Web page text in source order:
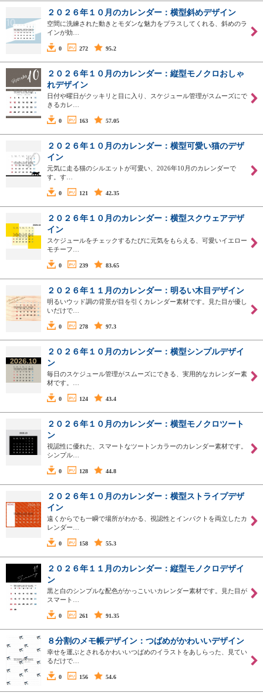
２０２６年１０月のカレンダー：横型斜めデザイン
空間に洗練された動きとモダンな魅力をプラスしてくれる、斜めのラ
インが効…
0 272 95.2
２０２６年１０月のカレンダー：縦型モノクロおしゃ
れデザイン
日付や曜日がクッキリと目に入り、スケジュール管理がスムーズにで
きるカレ…
0 163 57.05
２０２６年１０月のカレンダー：横型可愛い猫のデザ
イン
元気に走る猫のシルエットが可愛い、2026年10月のカレンダーで
す。す…
0 121 42.35
２０２６年１０月のカレンダー：横型スクウェアデザ
イン
スケジュールをチェックするたびに元気をもらえる、可愛いイエロー
モチーフ…
0 239 83.65
２０２６年１１月のカレンダー：明るい木目デザイン
明るいウッド調の背景が目を引くカレンダー素材です。見た目が優し
いだけで…
0 278 97.3
２０２６年１０月のカレンダー：横型シンプルデザイ
ン
毎日のスケジュール管理がスムーズにできる、実用的なカレンダー素
材です。…
0 124 43.4
２０２６年１０月のカレンダー：横型モノクロツート
ン
視認性に優れた、スマートなツートンカラーのカレンダー素材です。
シンプル…
0 128 44.8
２０２６年１０月のカレンダー：横型ストライプデザ
イン
遠くからでも一瞬で場所がわかる、視認性とインパクトを両立したカ
レンダー…
0 158 55.3
２０２６年１１月のカレンダー：縦型モノクロデザイ
ン
黒と白のシンプルな配色がかっこいいカレンダー素材です。見た目が
スマート…
0 261 91.35
８分割のメモ帳デザイン：つばめがかわいいデザイン
幸せを運ぶとされるかわいいつばめのイラストをあしらった、見てい
るだけで…
0 156 54.6